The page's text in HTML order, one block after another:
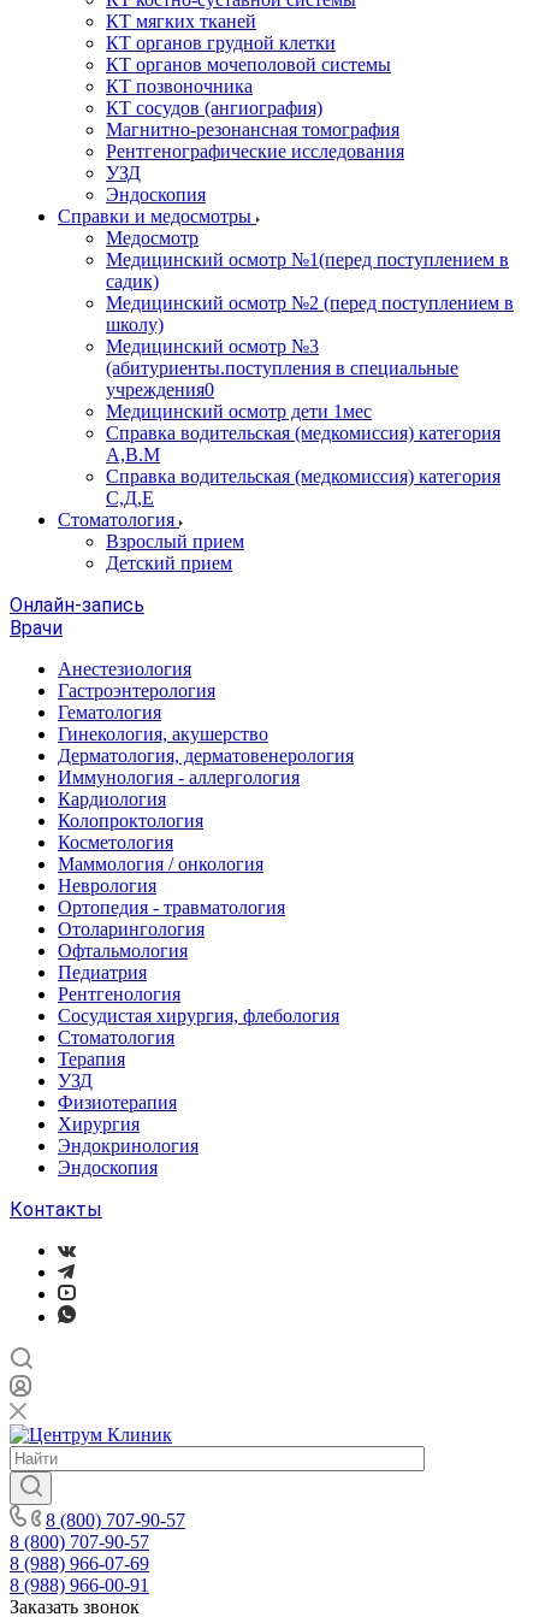
КТ мягких тканей
КТ органов грудной клетки
КТ органов мочеполовой системы
КТ позвоночника
КТ сосудов (ангиография)
Магнитно-резонансная томография
Рентгенографические исследования
УЗД
Эндоскопия
Справки и медосмотры
Медосмотр
Медицинский осмотр №1(перед поступлением в
садик)
Медицинский осмотр №2 (перед поступлением в
школу)
Медицинский осмотр №3
(абитуриенты.поступления в специальные
учреждения0
Медицинский осмотр дети 1мес
Справка водительская (медкомиссия) категория
А,В.М
Справка водительская (медкомиссия) категория
С,Д,Е
Стоматология
Взрослый прием
Детский прием
Онлайн-запись
Врачи
Анестезиология
Гастроэнтерология
Гематология
Гинекология, акушерство
Дерматология, дерматовенерология
Иммунология - аллергология
Кардиология
Колопроктология
Косметология
Маммология / онкология
Неврология
Ортопедия - травматология
Отоларингология
Офтальмология
Педиатрия
Рентгенология
Сосудистая хирургия, флебология
Стоматология
Терапия
УЗД
Физиотерапия
Хирургия
Эндокринология
Эндоскопия
Контакты
8 (800) 707-90-57
8 (800) 707-90-57
8 (988) 966-07-69
8 (988) 966-00-91
Заказать звонок